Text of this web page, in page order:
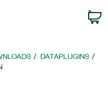
DATAPLUGINS